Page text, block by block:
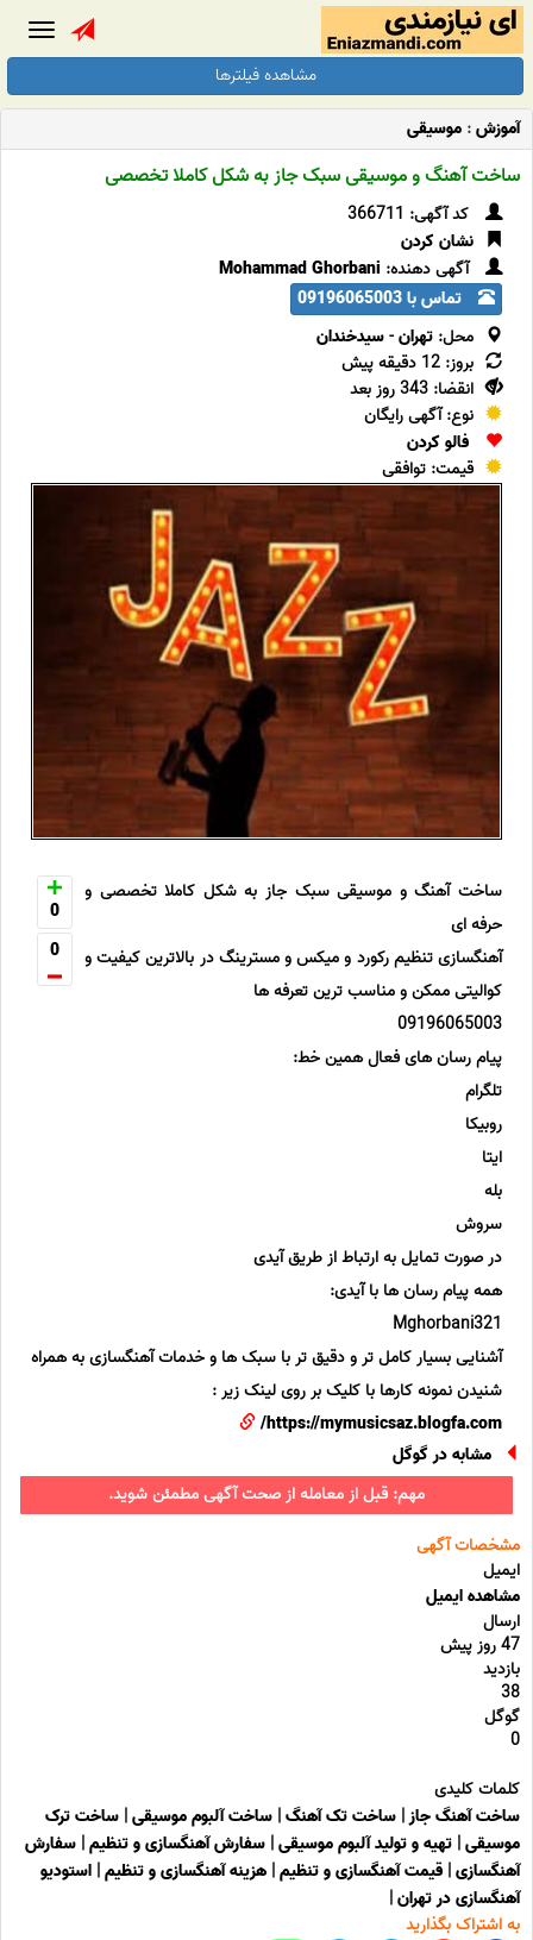
مشاهده فیلترها
آموزش: موسیقی
ساخت آهنگ و موسیقی سبک جاز به شکل کاملا تخصصی
کد آگهی: 366711
نشان کردن
آگهی دهنده: Mohammad Ghorbani
تماس با 09196065003
محل: تهران-سیدخندان
بروز: 12 دقیقه پیش
انقضا: 343 روز بعد
نوع: آگهی رایگان
فالو کردن
قیمت: توافقی
0
0
ساخت آهنگ و موسیقی سبک جاز به شکل کاملا تخصصی و
حرفه ای
آهنگسازی تنظیم رکورد و میکس و مسترینگ در بالاترین کیفیت و
کوالیتی ممکن و مناسب ترین تعرفه ها
09196065003
پیام رسان های فعال همین خط:
تلگرام
روبیکا
ایتا
بله
سروش
در صورت تمایل به ارتباط از طریق آیدی
همه پیام رسان ها با آیدی:
Mghorbani321
آشنایی بسیار کامل تر و دقیق تر با سبک ها و خدمات آهنگسازی به همراه
شنیدن نمونه کارها با کلیک بر روی لینک زیر :
https://mymusicsaz.blogfa.com/
مشابه در گوگل
مهم: قبل از معامله از صحت آگهی مطمئن شوید.
مشخصات آگهی
ایمیل
مشاهده ایمیل
ارسال
47 روز پیش
بازدید
38
گوگل
0
کلمات کلیدی
ساخت آهنگ جاز| ساخت تک آهنگ| ساخت آلبوم موسیقی| ساخت ترک
موسیقی| تهیه و تولید آلبوم موسیقی| سفارش آهنگسازی و تنظیم| سفارش
آهنگسازی| قیمت آهنگسازی و تنظیم| هزینه آهنگسازی و تنظیم| استودیو
آهنگسازی در تهران|
به اشتراک بگذارید